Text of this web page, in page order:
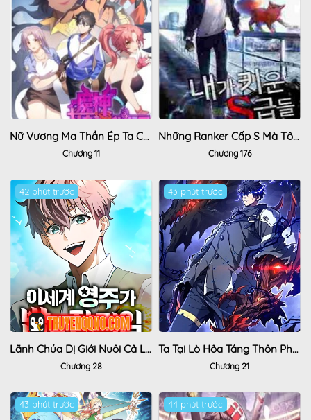
Nữ Vương Ma Thần Ép Ta Cầu Nguyện
Chương 11
Những Ranker Cấp S Mà Tôi Nuôi Dưỡng
Chương 176
42 phút trước
Lãnh Chúa Dị Giới Nuôi Cả Lục Địa Bằng Cơm Nhà Làm
Chương 28
43 phút trước
Ta Tại Lò Hỏa Táng Thôn Phệ Thành Thần
Chương 21
43 phút trước Hot 44 phút trước Hot